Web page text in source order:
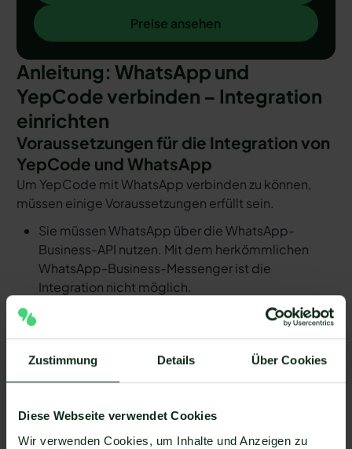
Zustimmung Details Über Cookies
Diese Webseite verwendet Cookies
Wir verwenden Cookies, um Inhalte und Anzeigen zu
Preise ansehen
Preise ansehen
Anleitung: WhatsApp und
YepCode verbinden – Integration
einrichten
Voraussetzungen für die Integration von
YepCode und WhatsApp
Um YepCode mit WhatsApp verbinden zu können,
müssen einige Voraussetzungen erfüllt sein.
Sie müssen WhatsApp über die WhatsApp-
Business-API nutzen. Mit dem herkömmlichen
WhatsApp-Business-Messenger ist die
Integration nicht möglich.
Ihr WhatsApp Business API Anbieter muss die
nötige Software bereitstellen, um die Integration
WhatsApp API sind in der Lage, eine Integration
von YepCode und WhatsApp zu ermöglichen. Mit
über 6.000 Apps zur Verfügung, die Sie mit
WhatsApp verbinden können. Darunter ist